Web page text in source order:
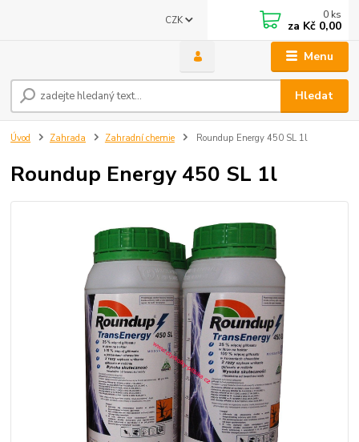
Menu
CZK
Hledat
0 ks
za Kč 0,00
Úvod Zahrada Zahradní chemie Roundup Energy 450 SL 1l
Roundup Energy 450 SL 1l